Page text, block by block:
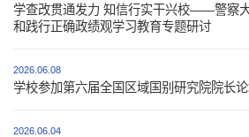
学查改贯通发力 知信行实干兴校——警察
和践行正确政绩观学习教育专题研讨
2026.06.08
学校参加第六届全国区域国别研究院院长
2026.06.04